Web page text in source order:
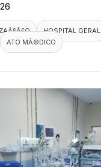
HOSPITAL GERAL
ATO MÃ©DICO